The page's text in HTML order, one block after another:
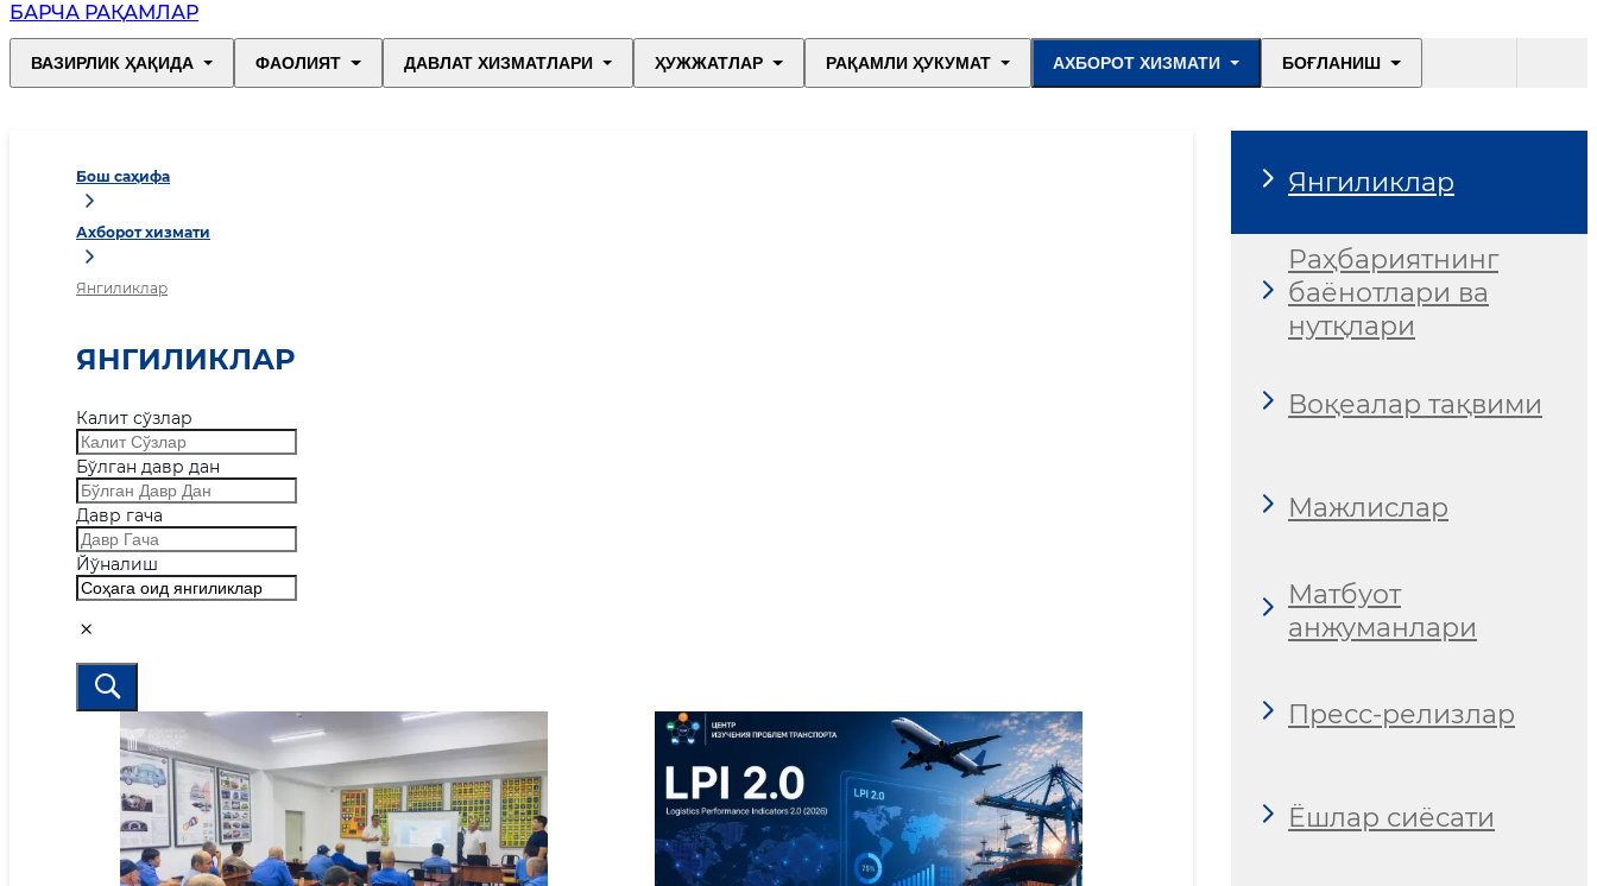
БАРЧА РАҚАМЛАР
ВАЗИРЛИК ҲАҚИДА ФАОЛИЯТ ДАВЛАТ ХИЗМАТЛАРИ ҲУЖЖАТЛАР РАҚАМЛИ ҲУКУМАТ АХБОРОТ ХИЗМАТИ БОҒЛАНИШ
Бош саҳифа
Ахборот хизмати
Янгиликлар
ЯНГИЛИКЛАР
Калит сўзлар
Бўлган давр дан
Давр гача
Йўналиш
Янгиликлар
Раҳбариятнинг
баёнотлари ва
нутқлари
Воқеалар тақвими
Мажлислар
Матбуот
анжуманлари
Пресс-релизлар
Ёшлар сиёсати